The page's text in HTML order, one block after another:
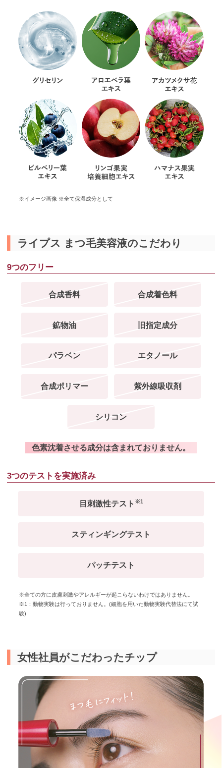
※イメージ画像 ※全て保湿成分として
ライプス まつ毛美容液のこだわり
9つのフリー
合成香料 合成着色料
鉱物油 旧指定成分
パラベン エタノール
合成ポリマー 紫外線吸収剤
シリコン
色素沈着させる成分は含まれておりません。
3つのテストを実施済み
目刺激性テスト ※1
スティンギングテスト
パッチテスト
※全ての方に皮膚刺激やアレルギーが起こらないわけではありません。
※1：動物実験は行っておりません。(細胞を用いた動物実験代替法にて試
験)
女性社員がこだわったチップ